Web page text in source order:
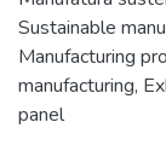
Sustainable
Manufacturing
manufacturing,
panel